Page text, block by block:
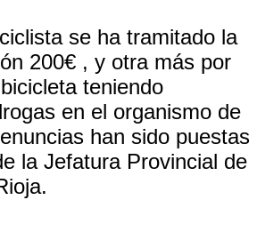
se ha tramitado la
200€ , y otra más por
teniendo
en el organismo de
han sido puestas
la Jefatura Provincial de